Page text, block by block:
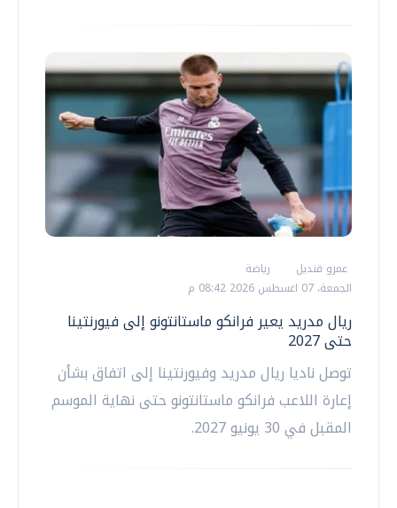
عمرو قنديل
رياضة
الجمعة، 07 اغسطس 2026 08:42 م
ريال مدريد يعير فرانكو ماستانتونو إلى فيورنتينا
حتى 2027
توصل ناديا ريال مدريد وفيورنتينا إلى اتفاق بشأن
إعارة اللاعب فرانكو ماستانتونو حتى نهاية الموسم
المقبل في 30 يونيو 2027.